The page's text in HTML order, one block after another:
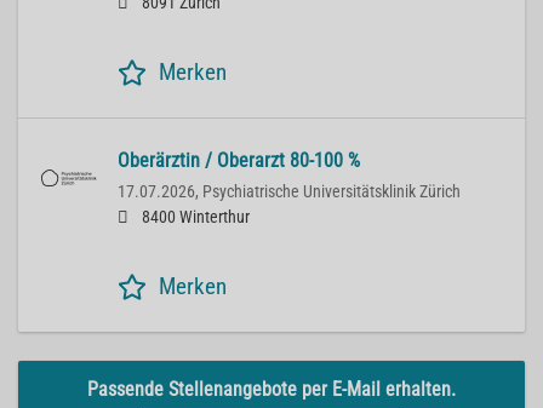
Merken
Oberärztin / Oberarzt 80-100 %
17.07.2026, Psychiatrische Universitätsklinik Zürich
8400 Winterthur
Merken
Passende Stellenangebote per E-Mail erhalten.